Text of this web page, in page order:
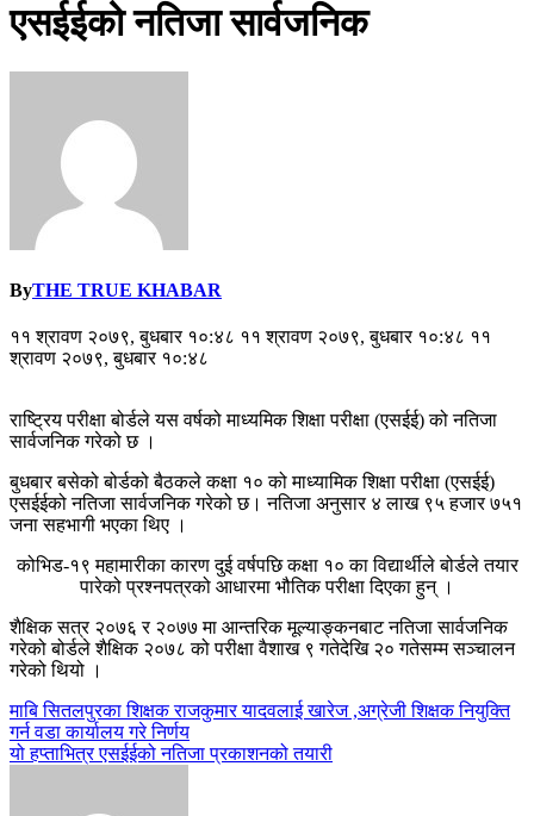
एसईईको नतिजा सार्वजनिक
ByTHE TRUE KHABAR
११ श्रावण २०७९, बुधबार १०:४८ ११ श्रावण २०७९, बुधबार १०:४८ ११
श्रावण २०७९, बुधबार १०:४८
राष्ट्रिय परीक्षा बोर्डले यस वर्षको माध्यमिक शिक्षा परीक्षा (एसईई) को नतिजा
सार्वजनिक गरेको छ ।
बुधबार बसेको बोर्डको बैठकले कक्षा १० को माध्यामिक शिक्षा परीक्षा (एसईई)
एसईईको नतिजा सार्वजनिक गरेको छ। नतिजा अनुसार ४ लाख ९५ हजार ७५१
जना सहभागी भएका थिए ।
कोभिड-१९ महामारीका कारण दुई वर्षपछि कक्षा १० का विद्यार्थीले बोर्डले तयार
पारेको प्रश्नपत्रको आधारमा भौतिक परीक्षा दिएका हुन् ।
शैक्षिक सत्र २०७६ र २०७७ मा आन्तरिक मूल्याङ्कनबाट नतिजा सार्वजनिक
गरेको बोर्डले शैक्षिक २०७८ को परीक्षा वैशाख ९ गतेदेखि २० गतेसम्म सञ्चालन
गरेको थियो ।
Post
navigation
माबि सितलपुरका शिक्षक राजकुमार यादवलाई खारेज ,अग्रेजी शिक्षक नियुक्ति
गर्न वडा कार्यालय गरे निर्णय
यो हप्ताभित्र एसईईको नतिजा प्रकाशनको तयारी